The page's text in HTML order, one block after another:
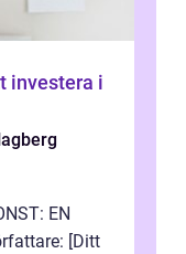
investera i
EN
[Ditt